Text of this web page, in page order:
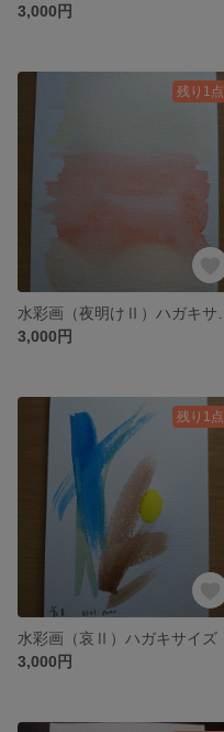
3,000円
残り1点
3,000円
残り1点
水彩画（哀Ⅱ）ハガキサイズ
3,000円